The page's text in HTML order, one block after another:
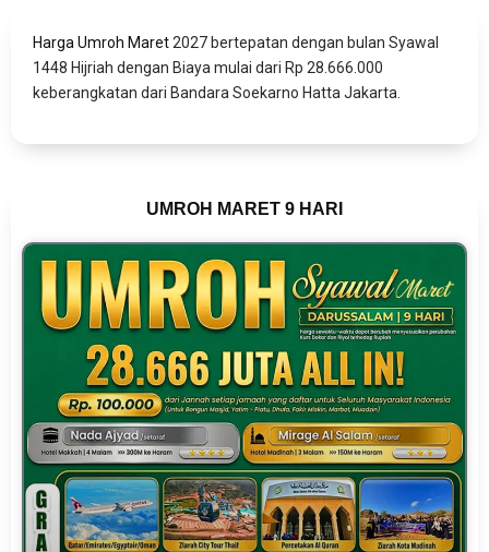
Harga Umroh Maret2027 bertepatan dengan bulan Syawal
1448 Hijriah dengan Biaya mulai dari Rp 28.666.000
keberangkatan dari Bandara Soekarno Hatta Jakarta.
UMROH MARET 9 HARI